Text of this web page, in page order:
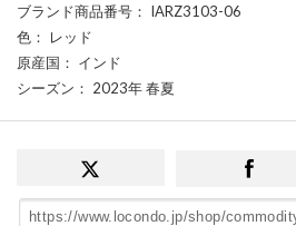
ブランド商品番号 ： IARZ3103-06
色 ： レッド
原産国 ： インド
シーズン ： 2023年 春夏